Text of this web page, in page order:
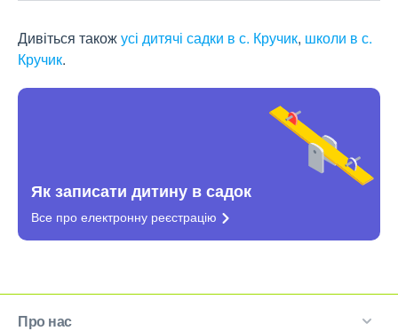
Дивіться такожусі дитячі садки в с. Кручик, школи в с.
Кручик.
Як записати дитину в садок
Все про електронну реєстрацію
Про нас